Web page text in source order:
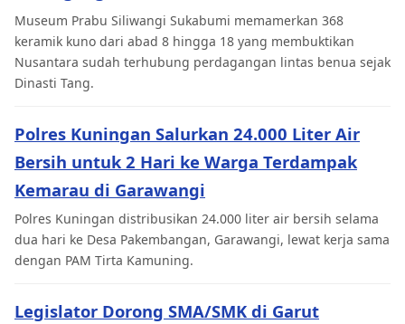
Museum Prabu Siliwangi Sukabumi memamerkan 368
keramik kuno dari abad 8 hingga 18 yang membuktikan
Nusantara sudah terhubung perdagangan lintas benua sejak
Dinasti Tang.
Polres Kuningan Salurkan 24.000 Liter Air
Bersih untuk 2 Hari ke Warga Terdampak
Kemarau di Garawangi
Polres Kuningan distribusikan 24.000 liter air bersih selama
dua hari ke Desa Pakembangan, Garawangi, lewat kerja sama
dengan PAM Tirta Kamuning.
Legislator Dorong SMA/SMK di Garut